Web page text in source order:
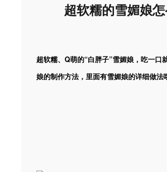
超软糯的雪媚娘
超软糯、Q萌的“白胖子”雪媚娘，吃一
娘的制作方法，里面有雪媚娘的详细做法